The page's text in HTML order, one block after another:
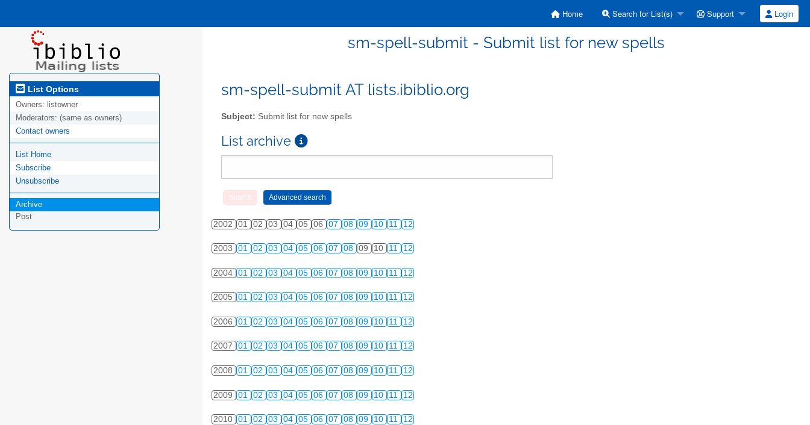
Home Search for List(s) Support Login
sm-spell-submit - Submit list for new spells
List Options
Owners: listowner
Moderators: (same as owners)
Contact owners
List Home
Subscribe
Unsubscribe
Archive
Post
sm-spell-submit AT lists.ibiblio.org
Subject: Submit list for new spells
List archive
2002 01 02 03 04 05 06 07 08 09 10 11 12
2003 01 02 03 04 05 06 07 08 09 10 11 12
2004 01 02 03 04 05 06 07 08 09 10 11 12
2005 01 02 03 04 05 06 07 08 09 10 11 12
2006 01 02 03 04 05 06 07 08 09 10 11 12
2007 01 02 03 04 05 06 07 08 09 10 11 12
2008 01 02 03 04 05 06 07 08 09 10 11 12
2009 01 02 03 04 05 06 07 08 09 10 11 12
2010 01 02 03 04 05 06 07 08 09 10 11 12